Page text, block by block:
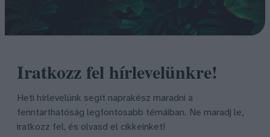
Iratkozz fel hírlevelünkre!
Heti hírlevelünk segít naprakész maradni a
fenntarthatóság legfontosabb témáiban. Ne maradj le,
iratkozz fel, és olvasd el cikkeinket!